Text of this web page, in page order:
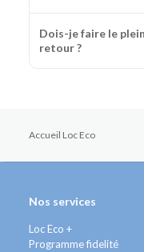
Dois-je faire le
retour ?
Accueil Loc Eco
Nos services
Loc Eco +
Programme fidelité